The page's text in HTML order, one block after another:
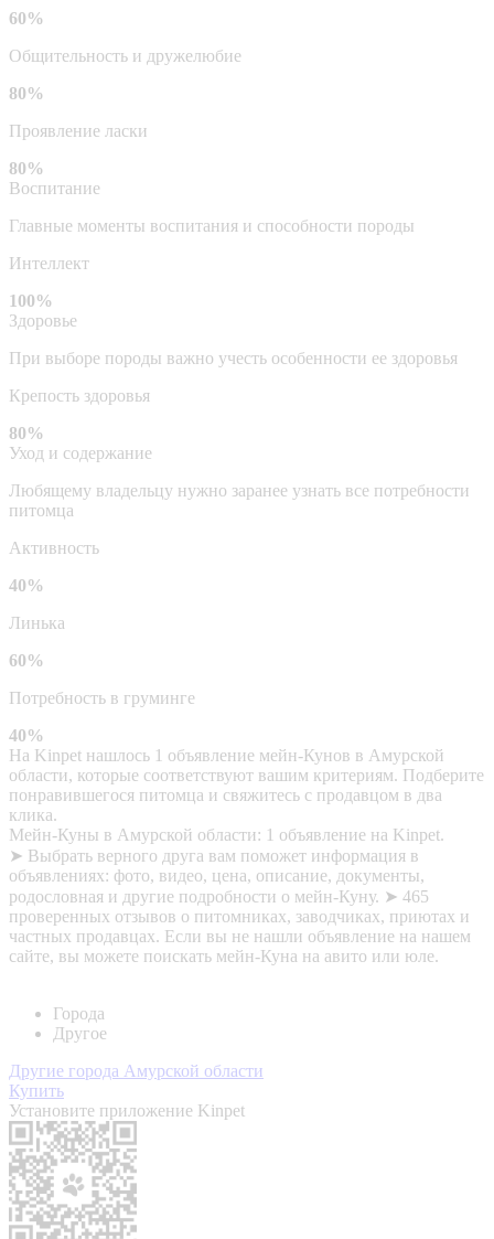
60%
Общительность и дружелюбие
80%
Проявление ласки
80%
Воспитание
Главные моменты воспитания и способности породы
Интеллект
100%
Здоровье
При выборе породы важно учесть особенности ее здоровья
Крепость здоровья
80%
Уход и содержание
Любящему владельцу нужно заранее узнать все потребности
питомца
Активность
40%
Линька
60%
Потребность в груминге
40%
На Kinpet нашлось 1 объявление мейн-Кунов в Амурской
области, которые соответствуют вашим критериям. Подберите
понравившегося питомца и свяжитесь с продавцом в два
клика.
Мейн-Куны в Амурской области: 1 объявление на Kinpet.
➤ Выбрать верного друга вам поможет информация в
объявлениях: фото, видео, цена, описание, документы,
родословная и другие подробности о мейн-Куну. ➤ 465
проверенных отзывов о питомниках, заводчиках, приютах и
частных продавцах. Если вы не нашли объявление на нашем
сайте, вы можете поискать мейн-Куна на авито или юле.
Города
Другое
Другие города Амурской области
Купить
Установите приложение Kinpet